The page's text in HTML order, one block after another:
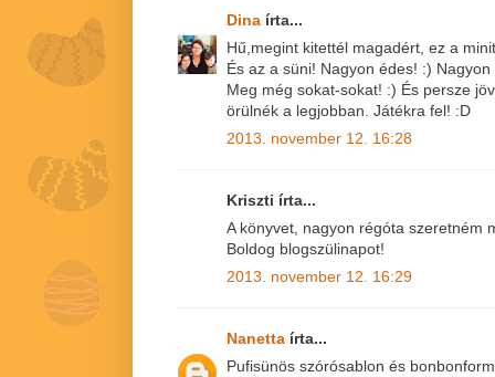
Dina írta...
Hű,megint kitettél magadért, ez a
És az a süni! Nagyon édes! :)
Meg még sokat-sokat! :) És persze
örülnék a legjobban. Játékra fel! :D
2013. november 12. 16:28
Kriszti írta...
A könyvet, nagyon régóta szeretném
Boldog blogszülinapot!
2013. november 12. 16:29
Nanetta írta...
Pufisünös szórósablon és